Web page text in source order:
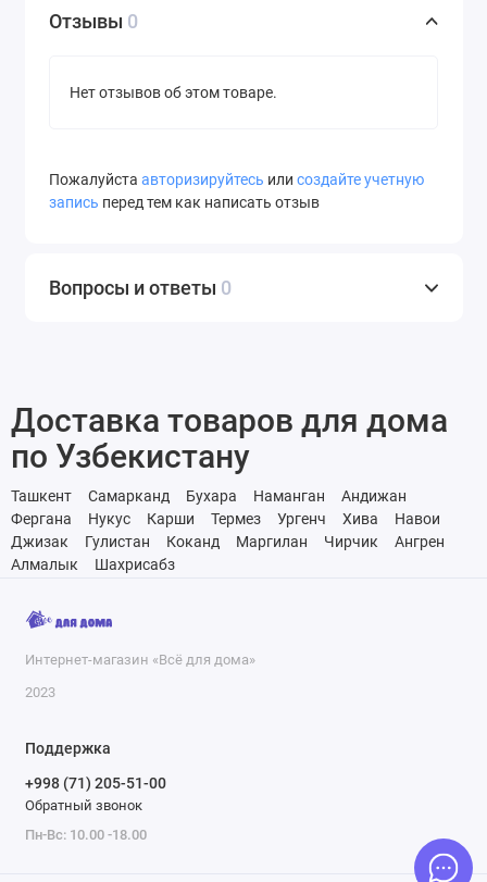
Отзывы 0
Нет отзывов об этом товаре.
Пожалуйста авторизируйтесь или создайте учетную
запись перед тем как написать отзыв
Вопросы и ответы 0
Доставка товаров для дома
по Узбекистану
Ташкент Самарканд Бухара Наманган
Андижан
Фергана
Нукус Карши Термез Ургенч Хива
Навои
Джизак
Гулистан Коканд Маргилан Чирчик
Ангрен
Алмалык
Шахрисабз
Интернет-магазин «Всё для дома»
2023
Поддержка
+998 (71) 205-51-00
Обратный звонок
Пн-Вс: 10.00 -18.00